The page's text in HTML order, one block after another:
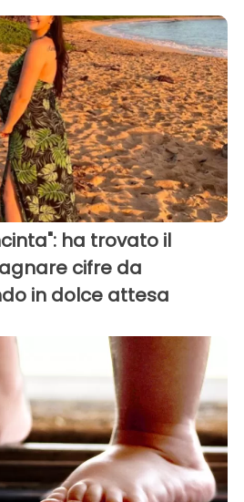
ha trovato il
cifre da
in dolce attesa